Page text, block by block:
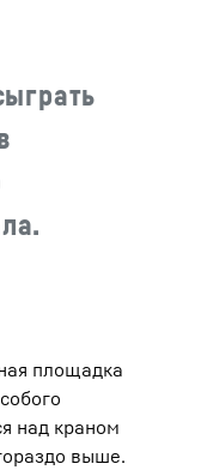
площадка
над краном
выше.